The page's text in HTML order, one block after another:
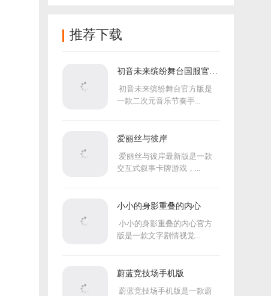
推荐下载
初音未来缤纷舞台国服官方
初音未来缤纷舞台官方版是
一款二次元音乐节奏手...
爱丽丝与彼岸
爱丽丝与彼岸最新版是一款
交互式叙事卡牌游戏，...
小小的身影重叠的内心
小小的身影重叠的内心官方
版是一款文字剧情视觉...
蔚蓝竞技场手机版
蔚蓝竞技场手机版是一款蔚